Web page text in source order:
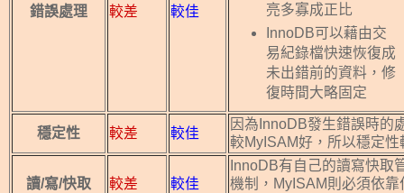
錯誤處理 較差 較佳
亮多寡成正比
InnoDB可以藉由交
易紀錄檔快速恢復成
未出錯前的資料，修
復時間大略固定
穩定性 較差 較佳
因為InnoDB發生錯誤時的
較MyISAM好，所以穩定性
讀/寫/快取 較差 較佳
InnoDB有自己的讀寫快取
機制，MyISAM則必須依靠